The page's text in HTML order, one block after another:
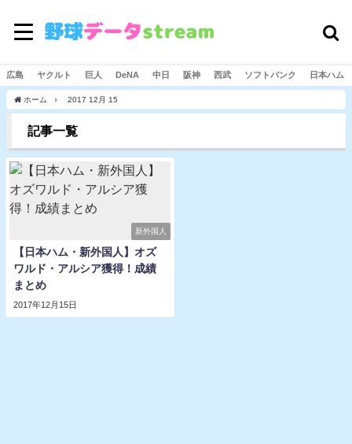
広島 ヤクルト 巨人 DeNA 中日 阪神 西武 ソフトバンク 日本ハム
ホーム 2017 12月 15
記事一覧
新外国人
【日本ハム・新外国人】オズ
ワルド・アルシア獲得！成績
まとめ
2017年12月15日